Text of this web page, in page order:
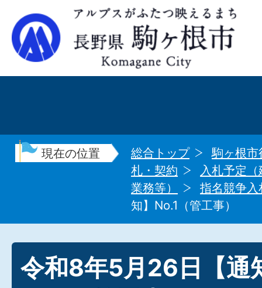
現在の位置 総合トップ
駒ヶ根市
札・契約
入札予定
業務等）
指名競争入
知】No.1（管工事）
令和8年5月26日【通